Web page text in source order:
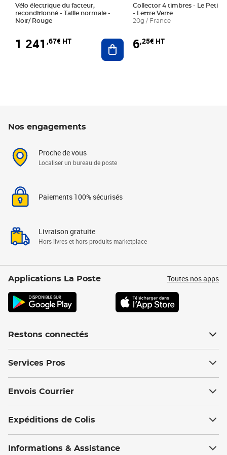
Vélo électrique du facteur,
reconditionné - Taille normale -
Noir/ Rouge
1 241 ,67€ HT Ajouter au panier
Collector 4 timbres - Le Petit
- Lettre Verte
20g / France
6,25€ HT
Nos engagements
Proche de vous
Localiser un bureau de poste
Paiements 100% sécurisés
Livraison gratuite
Hors livres et hors produits marketplace
Applications La Poste Toutes nos apps
Restons connectés
Services Pros
Envois Courrier
Expéditions de Colis
Informations & Assistance